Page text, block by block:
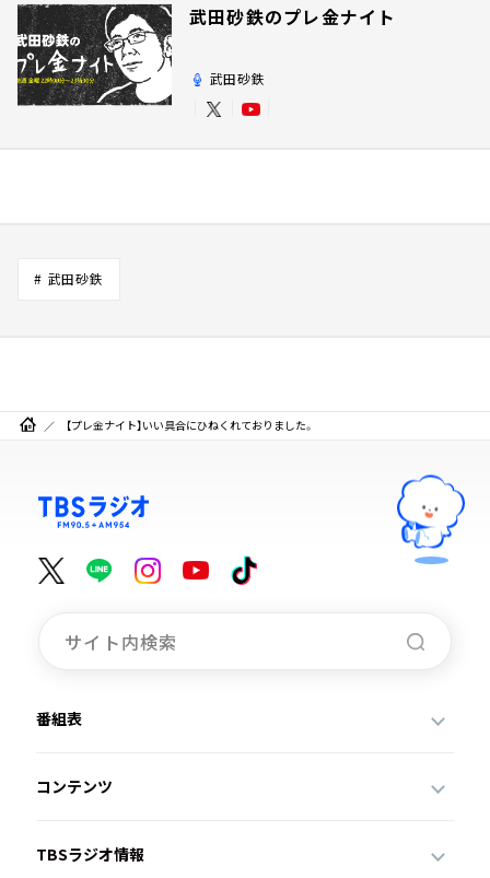
武田砂鉄のプレ金ナイト
武田砂鉄
# 武田砂鉄
【プレ金ナイト】いい具合にひねくれておりました。
番組表
コンテンツ
TBSラジオ情報